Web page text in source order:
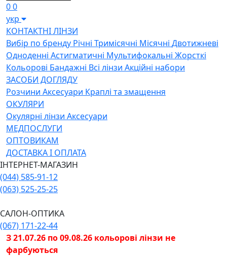
00
укр
КОНТАКТНІ ЛІНЗИ
Вибiр по бренду Річні Тримісячні Місячні Двотижневі
Одноденні Астигматичні Мультифокальні Жорсткі
Кольорові Бандажні Всі лінзи Акційні набори
ЗАСОБИ ДОГЛЯДУ
Розчини Аксесуари Краплі та змащення
ОКУЛЯРИ
Окулярні лінзи Аксесуари
МЕДПОСЛУГИ
ОПТОВИКАМ
ДОСТАВКА І ОПЛАТА
ІНТЕРНЕТ-МАГАЗИН
(044) 585-91-12
(063) 525-25-25
САЛОН-ОПТИКА
(067) 171-22-44
З 21.07.26 по 09.08.26 кольорові лінзи не
фарбуються